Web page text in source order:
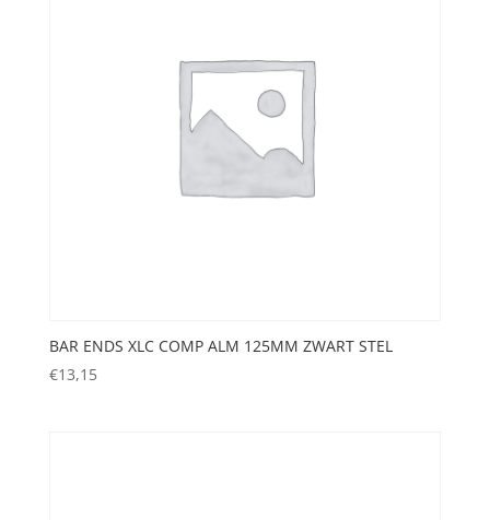
BAR ENDS XLC COMP ALM 125MM ZWART STEL
€13,15